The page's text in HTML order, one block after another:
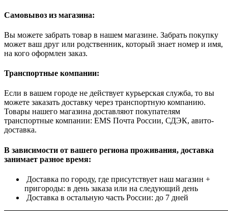
Самовывоз из магазина:
Вы можете забрать товар в нашем магазине. Забрать покупку
может ваш друг или родственник, который знает номер и имя,
на кого оформлен заказ.
Транспортные компании:
Если в вашем городе не действует курьерская служба, то вы
можете заказать доставку через транспортную компанию.
Товары нашего магазина доставляют покупателям
транспортные компании: EMS Почта России, СДЭК, авито-
доставка.
В зависимости от вашего региона проживания, доставка
занимает разное время:
Доставка по городу, где присутствует наш магазин +
пригороды: в день заказа или на следующий день
Доставка в остальную часть России: до 7 дней